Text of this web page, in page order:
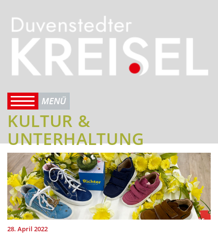
KULTUR &
UNTERHALTUNG
28. April 2022